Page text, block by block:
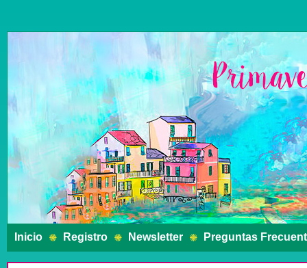
Inicio Registro Newsletter Preguntas